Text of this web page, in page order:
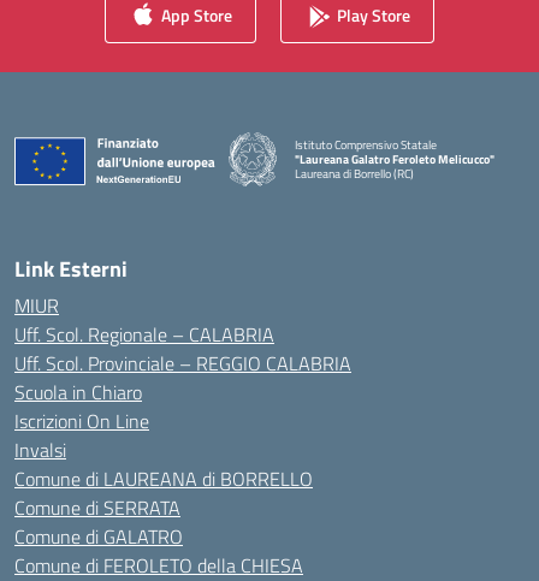
App Store Play Store
Istituto Comprensivo Statale
"Laureana Galatro Feroleto Melicucco"
Laureana di Borrello (RC)
Link Esterni
MIUR
Uff. Scol. Regionale – CALABRIA
Uff. Scol. Provinciale – REGGIO CALABRIA
Scuola in Chiaro
Iscrizioni On Line
Invalsi
Comune di LAUREANA di BORRELLO
Comune di SERRATA
Comune di GALATRO
Comune di FEROLETO della CHIESA